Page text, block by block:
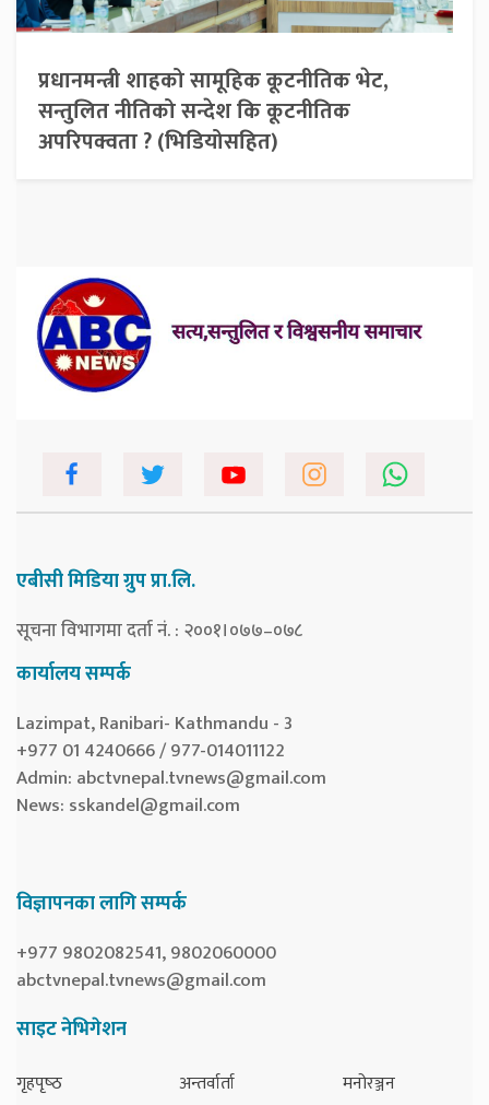
प्रधानमन्त्री शाहको सामूहिक कूटनीतिक भेट,
सन्तुलित नीतिको सन्देश कि कूटनीतिक
अपरिपक्वता ? (भिडियोसहित)
एबीसी मिडिया ग्रुप प्रा.लि.
सूचना विभागमा दर्ता नं. : २००१।०७७–०७८
कार्यालय सम्पर्क
Lazimpat, Ranibari- Kathmandu - 3
+977 01 4240666 / 977-014011122
Admin: abctvnepal.tvnews@gmail.com
News: sskandel@gmail.com
विज्ञापनका लागि सम्पर्क
+977 9802082541, 9802060000
abctvnepal.tvnews@gmail.com
साइट नेभिगेशन
गृहपृष्‍ठ
अन्तर्वार्ता
मनोरञ्जन